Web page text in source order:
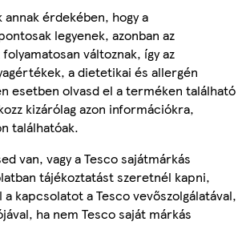
érdekében, hogy a
legyenek, azonban az
változnak, így az
a dietetikai és allergén
esetben olvasd el a terméken található
kizárólag azon információkra,
találhatóak.
van, vagy a Tesco sajátmárkás
tájékoztatást szeretnél kapni,
kapcsolatot a Tesco vevőszolgálatával,
ha nem Tesco saját márkás